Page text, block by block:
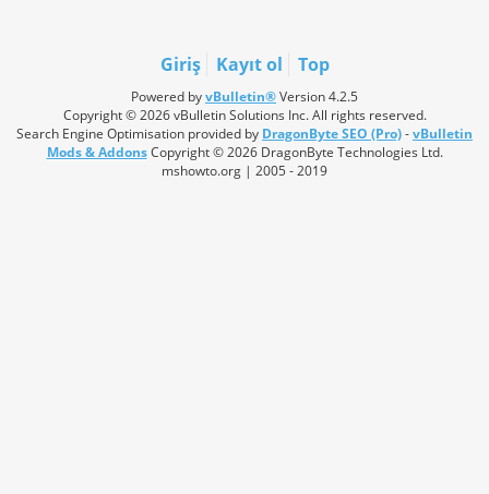
Giriş Kayıt ol Top
Powered byvBulletin®Version 4.2.5
Copyright © 2026 vBulletin Solutions Inc. All rights reserved.
Search Engine Optimisation provided by DragonByte SEO (Pro)-vBulletin
Mods & AddonsCopyright © 2026 DragonByte Technologies Ltd.
mshowto.org | 2005 - 2019